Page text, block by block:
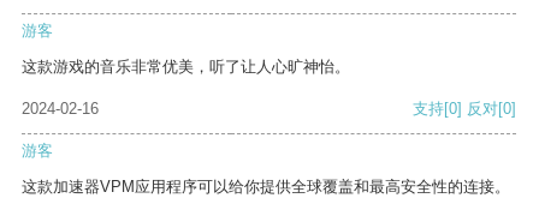
游客
这款游戏的音乐非常优美，听了让人心旷神怡。
2024-02-16 支持[0] 反对[0]
游客
这款加速器VPM应用程序可以给你提供全球覆盖和最高安全性的连接。